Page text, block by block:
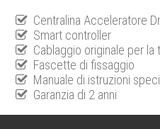
Centralina Acceleratore
Smart controller
Cablaggio originale per la
Fascette di fissaggio
Manuale di istruzioni
Garanzia di 2 anni